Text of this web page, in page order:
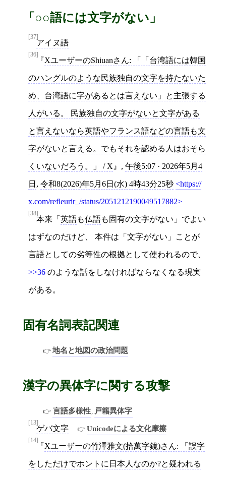
「○○語には文字がない」
[37]
アイヌ語
[36]
XユーザーのShiuanさん: 「「台湾語には韓国
のハングルのような民族独自の文字を持たないた
め、台湾語に字があるとは言えない」と主張する
人がいる。 民族独自の文字がないと文字がある
と言えないなら英語やフランス語などの言語も文
字がないと言える。でもそれを認める人はおそら
くいないだろう。」 / X , 午後5:07 · 2026年5月4
日 , 令和8(2026)年5月6日(水) 4時43分25秒 https://
x.com/refleurir_/status/2051212190049517882
[38]
本来「 英語も仏語も固有の文字がない」でよい
はずなのだけど、 本件は「文字がない」ことが
言語としての劣等性の根拠として使われるので、
>>36 のような話をしなければならなくなる現実
がある。
固有名詞表記関連
地名と地図の政治問題
漢字の異体字に関する攻撃
言語多様性, 戸籍異体字
[13]
ゲバ文字 Unicodeによる文化摩擦
[14]
Xユーザーの竹澤雅文(拾萬字鏡)さん: 「誤字
をしただけでホントに日本人なのか?と疑われる